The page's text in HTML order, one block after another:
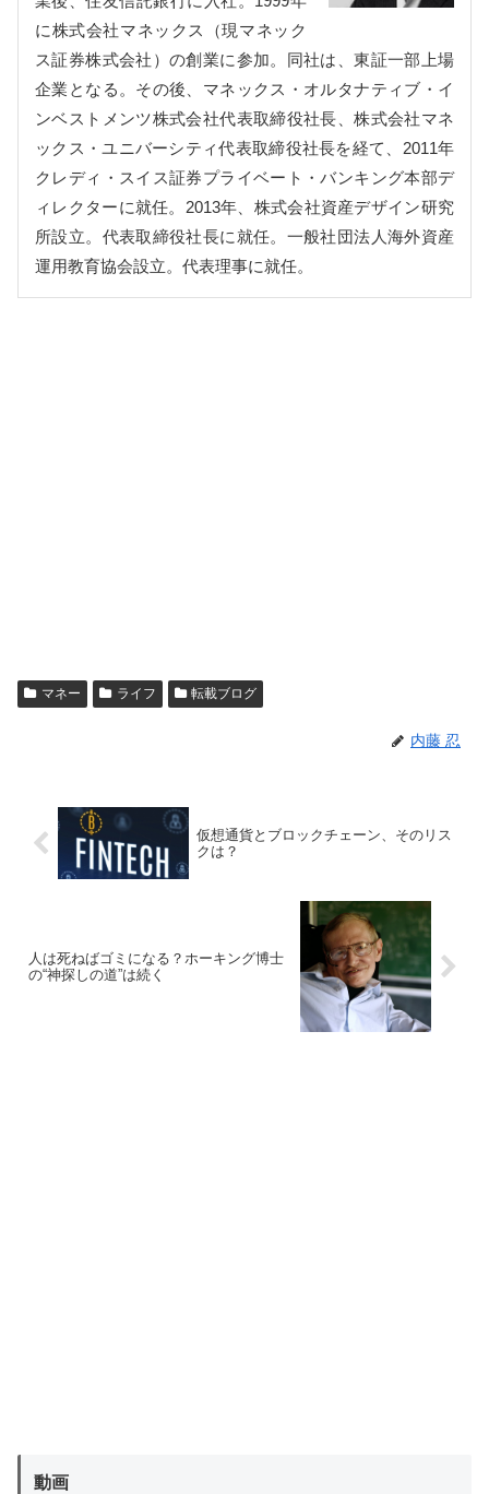
に株式会社マネックス（現マネック
ス証券株式会社）の創業に参加。同社は、東証一部上場
企業となる。その後、マネックス・オルタナティブ・イ
ンベストメンツ株式会社代表取締役社長、株式会社マネ
ックス・ユニバーシティ代表取締役社長を経て、2011年
クレディ・スイス証券プライベート・バンキング本部デ
ィレクターに就任。2013年、株式会社資産デザイン研究
所設立。代表取締役社長に就任。一般社団法人海外資産
運用教育協会設立。代表理事に就任。
マネー ライフ 転載ブログ
内藤 忍
仮想通貨とブロックチェーン、そのリス
クは？
人は死ねばゴミになる？ホーキング博士
の“神探しの道”は続く
動画